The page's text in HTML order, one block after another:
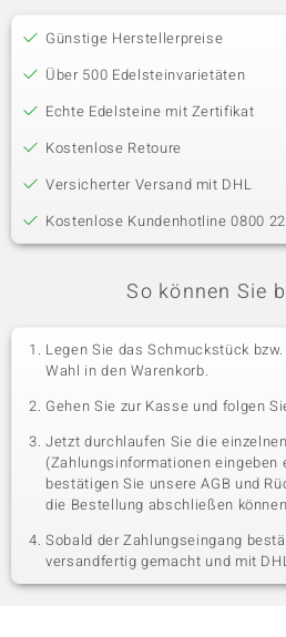
Günstige Herstellerpreise
Über 500 Edelsteinvarietäten
Echte Edelsteine mit Zertifikat
Kostenlose Retoure
Versicherter Versand mit DHL
Kostenlose Kundenhotline 0800
So können Sie
Legen Sie das Schmuckstück
Wahl in den Warenkorb.
Gehen Sie zur Kasse und folgen
Jetzt durchlaufen Sie die
(Zahlungsinformationen eingeben
bestätigen Sie unsere AGB und
die Bestellung abschließen
Sobald der Zahlungseingang
versandfertig gemacht und mit